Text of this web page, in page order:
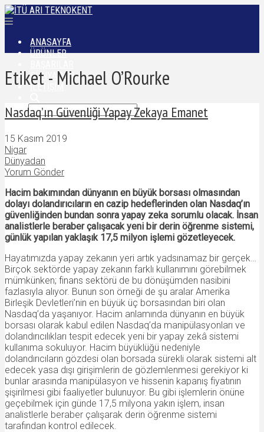
ANASAYFA
ÜRÜNLER
DÜNYADAN
İLETIŞIM
Etiket - Michael O’Rourke
Nasdaq’ın Güvenliği Yapay Zekaya Emanet
15 Kasım 2019
Nigar
Dünyadan
Yorum Gönder
Hacim bakımından dünyanın en büyük borsası olmasından
dolayı dolandırıcıların en cazip hedeflerinden olan Nasdaq’ın
güvenliğinden bundan sonra yapay zeka sorumlu olacak. İnsan
analistlerle beraber çalışacak yeni bir derin öğrenme sistemi,
günlük yapılan yaklaşık 17,5 milyon işlemi gözetleyecek.
Hayatımızda yapay zekanın yeri artık yadsınamaz bir gerçek…
Birçok sektörde yapay zekanın farklı kullanımını görebilmek
mümkünken; finans sektörü de bu dönüşümden nasibini
fazlasıyla alıyor. Bunun son örneği de şu aralar Amerika
Birleşik Devletleri’nin en büyük üç borsasından biri olan
Nasdaq’da yaşanıyor. Hacim anlamında dünyanın en büyük
borsası olarak kabul edilen Nasdaq’da manipülasyonları ve
dolandırıcılıkları tespit edecek yeni bir yapay zekâ sistemi
kullanıma sokuluyor. Hacim büyüklüğü nedeniyle
dolandırıcıların gözdesi olan borsada sürekli olarak sistemi alt
edecek yasa dışı girişimlerin de gözlemlenmesi gerekiyor ki
bunlar arasında manipülasyon ve hissenin kapanış fiyatının
şişirilmesi gibi faaliyetler bulunuyor. Bu gibi işlemlerin önüne
geçebilmek için günde 17,5 milyona yakın işlem, insan
analistlerle beraber çalışarak derin öğrenme sistemi
tarafından kontrol edilecek.